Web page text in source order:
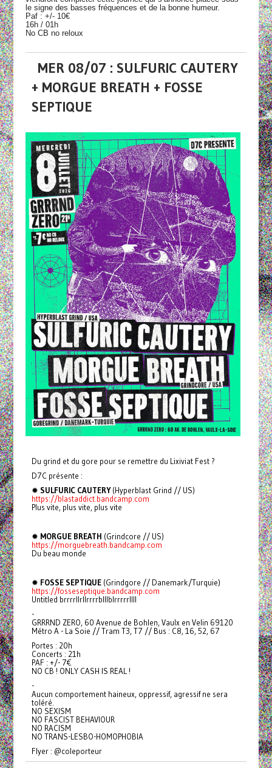
le signe des basses fréquences et de la bonne humeur.
Paf : +/- 10€
16h / 01h
No CB no reloux
MER 08/07 : SULFURIC CAUTERY
+ MORGUE BREATH + FOSSE
SEPTIQUE
Du grind et du gore pour se remettre du Lixiviat Fest ?
D7C présente :
✹ SULFURIC CAUTERY(Hyperblast Grind // US)
https://blastaddict.bandcamp.com
Plus vite, plus vite, plus vite
✹ MORGUE BREATH (Grindcore // US)
https://morguebreath.bandcamp.com
Du beau monde
✹ FOSSE SEPTIQUE(Grindgore // Danemark/Turquie)
https://fosseseptique.bandcamp.com
Untitled brrrrllrllrrrrblllblrrrrrllll
-
GRRRND ZERO, 60 Avenue de Bohlen, Vaulx en Velin 69120
Métro A - La Soie // Tram T3, T7 // Bus : C8, 16, 52, 67
Portes : 20h
Concerts : 21h
PAF : +/- 7€
NO CB ! ONLY CASH IS REAL !
-
Aucun comportement haineux, oppressif, agressif ne sera
toléré.
NO SEXISM
NO FASCIST BEHAVIOUR
NO RACISM
NO TRANS-LESBO-HOMOPHOBIA
Flyer : @coleporteur